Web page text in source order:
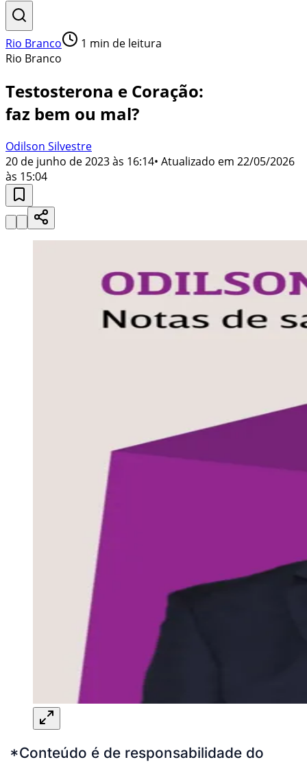
Rio Branco 1 min de leitura
Rio Branco
Testosterona e Coração:
faz bem ou mal?
Odilson Silvestre
20 de junho de 2023 às 16:14• Atualizado em 22/05/2026
às 15:04
*Conteúdo é de responsabilidade do